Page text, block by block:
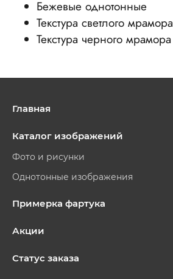
Бежевые однотонные
Текстура светлого мрамора
Текстура черного мрамора
Главная
Каталог изображений
Фото и рисунки
Однотонные изображения
Примерка фартука
Акции
Статус заказа